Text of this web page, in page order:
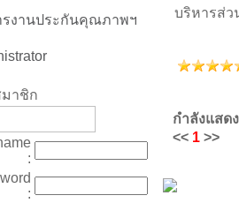
รงานประกันคุณภาพฯ
าชิก
:
:
บริหารส่ว
กำลังแสด
<< 1 >>